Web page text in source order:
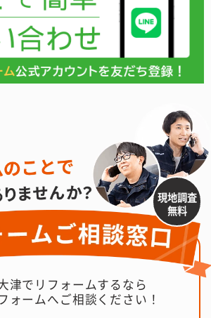
現地調査
無料
津でリフォームするなら
ォームへご相談ください！